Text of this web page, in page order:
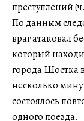
преступлений
По данным
враг атаковал
который
города Шостка
несколько
состоялось
одного поезда.